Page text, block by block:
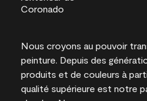
Nous croyons au pouvoir
peinture. Depuis des
produits et de couleurs à
qualité supérieure est notre